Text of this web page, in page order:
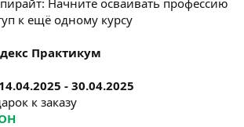
к ещё одному курсу
Практикум
14.04.2025 - 30.04.2025
к заказу